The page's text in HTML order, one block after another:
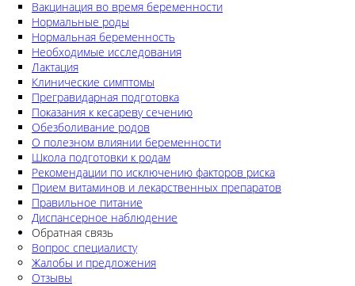
Вакцинация во время беременности
Нормальные роды
Нормальная беременность
Необходимые исследования
Лактация
Клинические симптомы
Прегравидарная подготовка
Показания к кесареву сечению
Обезболивание родов
О полезном влиянии беременности
Школа подготовки к родам
Рекомендации по исключению факторов риска
Прием витаминов и лекарственных препаратов
Правильное питание
Диспансерное наблюдение
Обратная связь
Вопрос специалисту
Жалобы и предложения
Отзывы